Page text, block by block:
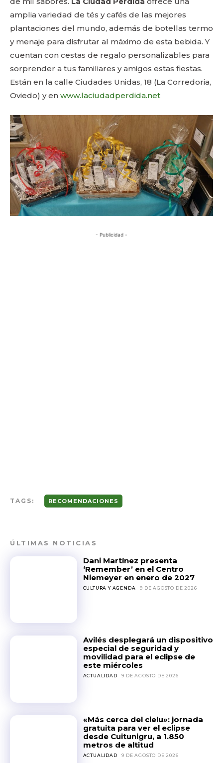
amplia variedad de tés y cafés de las mejores
plantaciones del mundo, además de botellas termo
y menaje para disfrutar al máximo de esta bebida. Y
cuentan con cestas de regalo personalizables para
sorprender a tus familiares y amigos estas fiestas.
Están en la calle Ciudades Unidas, 18 (La Corredoria,
Oviedo) y en www.laciudadperdida.net
- Publicidad -
TAGS: RECOMENDACIONES
ÚLTIMAS NOTICIAS
Dani Martínez presenta
‘Remember’ en el Centro
Niemeyer en enero de 2027
CULTURA Y AGENDA 9 DE AGOSTO DE 2026
Avilés desplegará un dispositivo
especial de seguridad y
movilidad para el eclipse de
este miércoles
ACTUALIDAD 9 DE AGOSTO DE 2026
«Más cerca del cielu»: jornada
gratuita para ver el eclipse
desde Cuitunigru, a 1.850
metros de altitud
ACTUALIDAD 9 DE AGOSTO DE 2026